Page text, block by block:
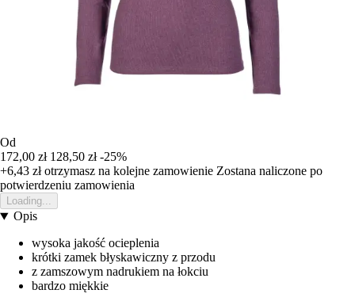
Od
172,00 zł 128,50 zł -25%
+6,43 złotrzymasz na kolejne zamowienie Zostana naliczone po
potwierdzeniu zamowienia
Loading...
Opis
wysoka jakość ocieplenia
krótki zamek błyskawiczny z przodu
z zamszowym nadrukiem na łokciu
bardzo miękkie